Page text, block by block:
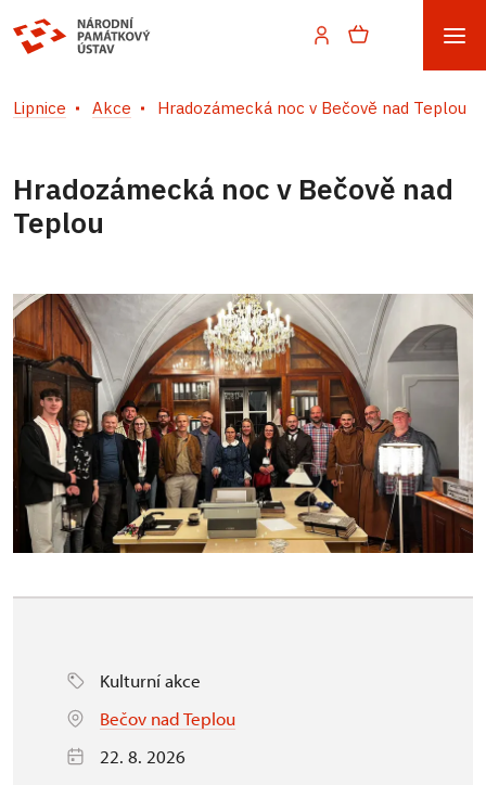
Lipnice Akce Hradozámecká noc v Bečově nad Teplou
Hradozámecká noc v Bečově nad
Teplou
Kulturní akce
Bečov nad Teplou
22. 8. 2026